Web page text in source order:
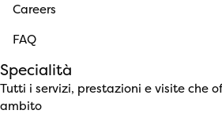
Careers
FAQ
Specialità
Tutti i servizi, prestazioni e visite che
ambito